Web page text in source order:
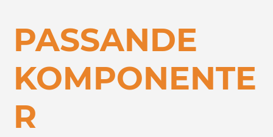
PASSANDE
KOMPONENTE
R